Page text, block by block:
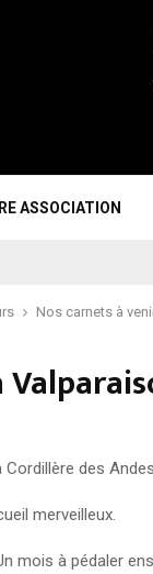
ASSOCIATION
Nos carnets à
des
merveilleux.
mois à pédaler